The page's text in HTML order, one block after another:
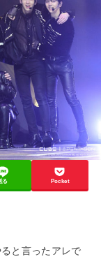
る Pocket
と言ったアレで